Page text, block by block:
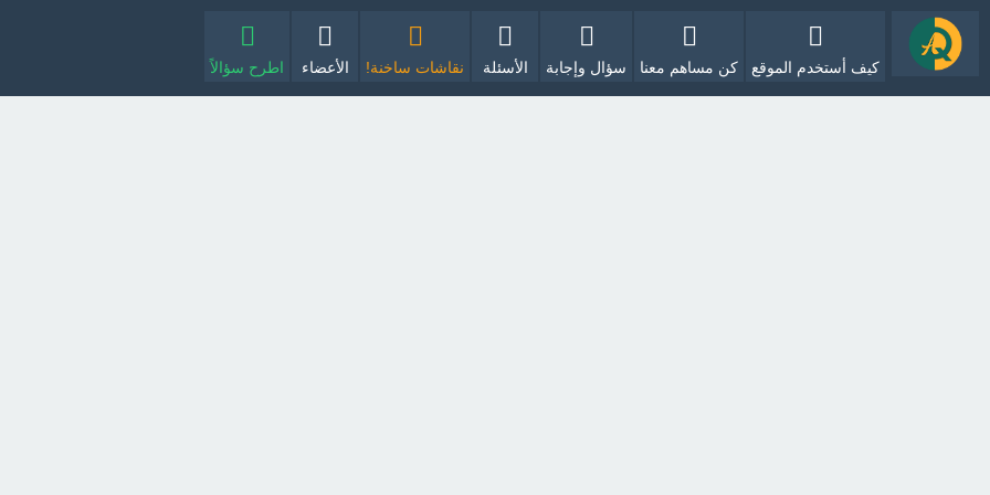
كيف أستخدم الموقع كن مساهم معنا سؤال وإجابة الأسئلة نقاشات ساخنة! الأعضاء اطرح سؤالاً